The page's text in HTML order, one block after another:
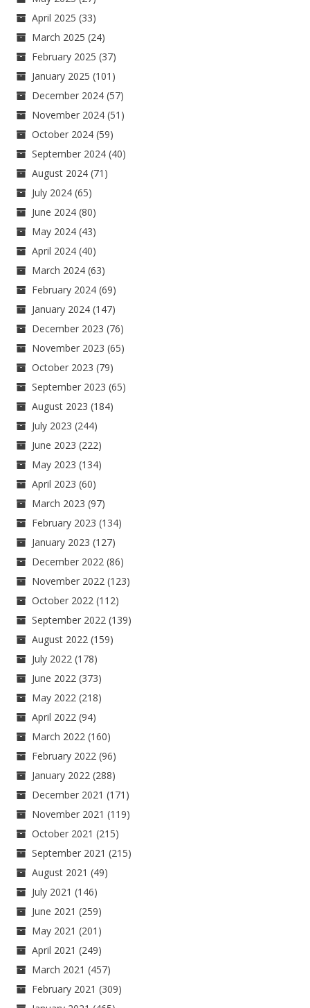
April 2025 (33)
March 2025 (24)
February 2025 (37)
January 2025 (101)
December 2024 (57)
November 2024 (51)
October 2024 (59)
September 2024 (40)
August 2024 (71)
July 2024 (65)
June 2024 (80)
May 2024 (43)
April 2024 (40)
March 2024 (63)
February 2024 (69)
January 2024 (147)
December 2023 (76)
November 2023 (65)
October 2023 (79)
September 2023 (65)
August 2023 (184)
July 2023 (244)
June 2023 (222)
May 2023 (134)
April 2023 (60)
March 2023 (97)
February 2023 (134)
January 2023 (127)
December 2022 (86)
November 2022 (123)
October 2022 (112)
September 2022 (139)
August 2022 (159)
July 2022 (178)
June 2022 (373)
May 2022 (218)
April 2022 (94)
March 2022 (160)
February 2022 (96)
January 2022 (288)
December 2021 (171)
November 2021 (119)
October 2021 (215)
September 2021 (215)
August 2021 (49)
July 2021 (146)
June 2021 (259)
May 2021 (201)
April 2021 (249)
March 2021 (457)
February 2021 (309)